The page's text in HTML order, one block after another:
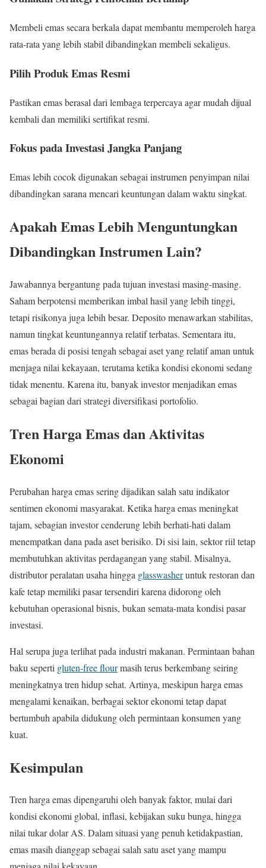
Membeli emas secara berkala dapat membantu memperoleh harga
rata-rata yang lebih stabil dibandingkan membeli sekaligus.
Pilih Produk Emas Resmi
Pastikan emas berasal dari lembaga terpercaya agar mudah dijual
kembali dan memiliki sertifikat resmi.
Fokus pada Investasi Jangka Panjang
Emas lebih cocok digunakan sebagai instrumen penyimpan nilai
dibandingkan sarana mencari keuntungan dalam waktu singkat.
Apakah Emas Lebih Menguntungkan
Dibandingkan Instrumen Lain?
Jawabannya bergantung pada tujuan investasi masing-masing.
Saham berpotensi memberikan imbal hasil yang lebih tinggi,
tetapi risikonya juga lebih besar. Deposito menawarkan stabilitas,
namun tingkat keuntungannya relatif terbatas. Sementara itu,
emas berada di posisi tengah sebagai aset yang relatif aman untuk
menjaga nilai kekayaan, terutama ketika kondisi ekonomi sedang
tidak menentu. Karena itu, banyak investor menjadikan emas
sebagai bagian dari strategi diversifikasi portofolio.
Tren Harga Emas dan Aktivitas
Ekonomi
Perubahan harga emas sering dijadikan salah satu indikator
sentimen ekonomi masyarakat. Ketika harga emas meningkat
tajam, sebagian investor cenderung lebih berhati-hati dalam
menempatkan dana pada aset berisiko. Di sisi lain, sektor riil tetap
membutuhkan aktivitas perdagangan yang stabil. Misalnya,
distributor peralatan usaha hingga glasswasheruntuk restoran dan
kafe tetap memiliki pasar tersendiri karena didorong oleh
kebutuhan operasional bisnis, bukan semata-mata kondisi pasar
investasi.
Hal serupa juga terlihat pada industri makanan. Permintaan bahan
baku seperti gluten-free flourmasih terus berkembang seiring
meningkatnya tren hidup sehat. Artinya, meskipun harga emas
mengalami kenaikan, berbagai sektor ekonomi tetap dapat
bertumbuh apabila didukung oleh permintaan konsumen yang
kuat.
Kesimpulan
Tren harga emas dipengaruhi oleh banyak faktor, mulai dari
kondisi ekonomi global, inflasi, kebijakan suku bunga, hingga
nilai tukar dolar AS. Dalam situasi yang penuh ketidakpastian,
emas masih dianggap sebagai salah satu aset yang mampu